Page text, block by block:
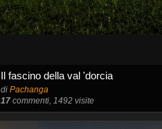
Il fascino della val 'dorcia
diPachanga
17 commenti, 1492 visite